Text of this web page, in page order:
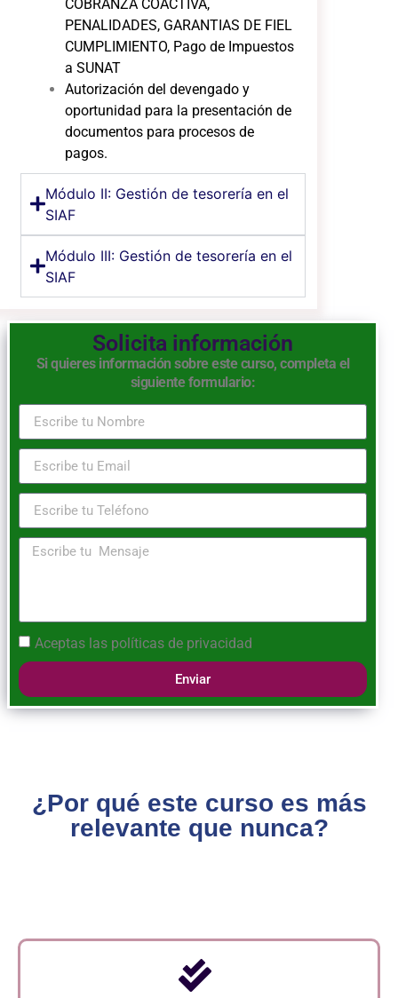
COBRANZA COACTIVA,
PENALIDADES, GARANTIAS DE FIEL
CUMPLIMIENTO, Pago de Impuestos
a SUNAT
Autorización del devengado y
oportunidad para la presentación de
documentos para procesos de
pagos.
Módulo II: Gestión de tesorería en el
SIAF
Módulo III: Gestión de tesorería en el
SIAF
Solicita información
Si quieres información sobre este curso, completa el
siguiente formulario:
Aceptas las políticas de privacidad
Enviar
¿Por qué este curso es más
relevante que nunca?